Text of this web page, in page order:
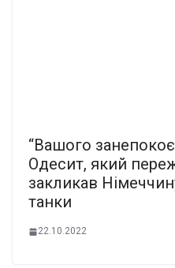
“Вашого
Одесит, який
закликав
танки
22.10.2022